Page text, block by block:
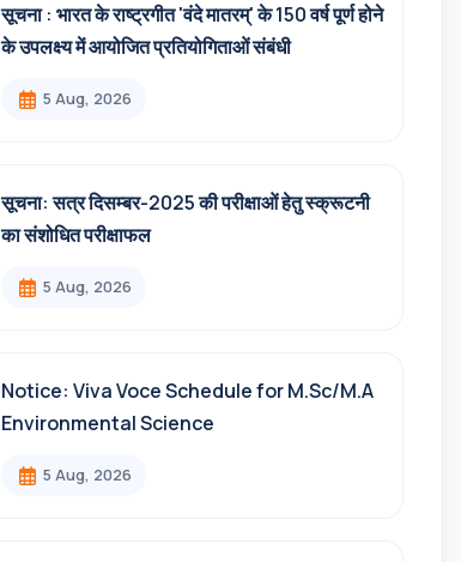
सूचना : भारत के राष्ट्रगीत 'वंदे मातरम्' के 150 वर्ष पूर्ण होने
के उपलक्ष्य में आयोजित प्रतियोगिताओं संबंधी
5 Aug, 2026
सूचना: सत्र दिसम्‍बर-2025 की परीक्षाओं हेतु स्क्रूटनी
का संशोधित परीक्षाफल
5 Aug, 2026
Notice: Viva Voce Schedule for M.Sc/M.A
Environmental Science
5 Aug, 2026